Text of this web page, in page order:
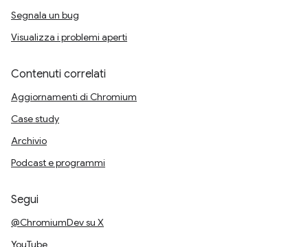
Segnala un bug
Visualizza i problemi aperti
Contenuti correlati
Aggiornamenti di Chromium
Case study
Archivio
Podcast e programmi
Segui
@ChromiumDev su X
YouTube